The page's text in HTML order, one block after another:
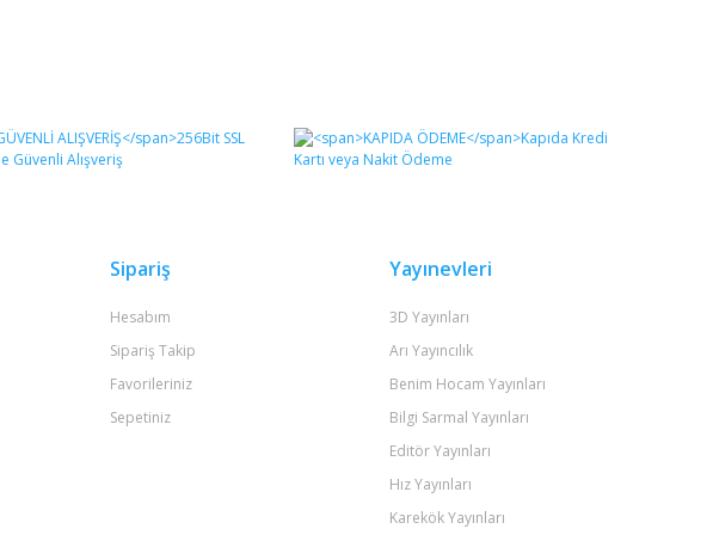
Sipariş
Hesabım
Sipariş Takip
Favorileriniz
Sepetiniz
Yayınevleri
3D Yayınları
Arı Yayıncılık
Benim Hocam Yayınları
Bilgi Sarmal Yayınları
Editör Yayınları
Hız Yayınları
Karekök Yayınları